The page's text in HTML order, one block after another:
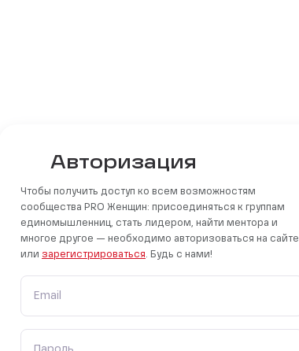
Авторизация
Чтобы получить доступ ко всем возможностям
сообщества PRO Женщин: присоединяться к группам
единомышленниц, стать лидером, найти ментора и
многое другое — необходимо авторизоваться на сайте
или зарегистрироваться. Будь с нами!